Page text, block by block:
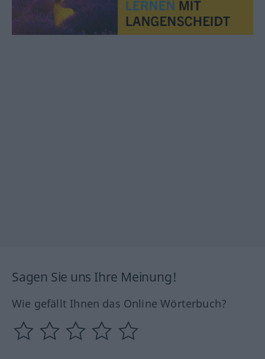
Sagen Sie uns Ihre Meinung!
Wie gefällt Ihnen das Online Wörterbuch?